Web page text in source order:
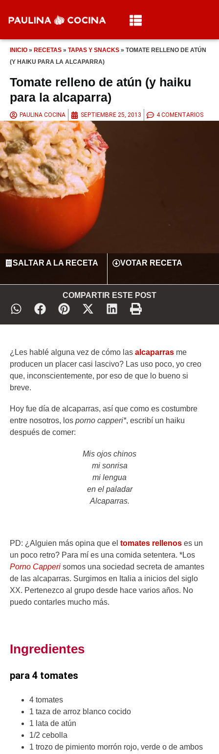
INICIO » RECETAS » TAPAS Y SNACKS » TOMATE RELLENO DE ATÚN
(Y HAIKU PARA LA ALCAPARRA)
Tomate relleno de atún (y haiku
para la alcaparra)
PAULINA COCINA SEPTIEMBRE 25, 2013 4 COMENTARIOS
SALTAR A LA RECETA VOTAR RECETA
COMPARTIR ESTE POST
¿Les hablé alguna vez de cómo las alcaparras me
producen un placer casi lascivo? Las uso poco, yo creo
que, inconscientemente, por eso de que lo bueno si
breve.
Hoy fue día de alcaparras, así que como es costumbre
entre nosotros, los porno capperi*, escribí un haiku
después de comer:
Mis ojos chinos
mi sonrisa
mi lengua
en el paladar
Alcaparras.
PD: ¿Alguien más opina que el tomates rellenos es un
un poco retro? Para mí es una comida setentera. *Los
Porno Capperi somos una sociedad secreta de amantes
de las alcaparras. Surgimos en Italia a inicios del siglo
XX. Pertenezco al grupo desde hace varios años. No
puedo contarles mucho más.
Ingredientes
para 4 tomates
4 tomates
1 taza de arroz blanco cocido
1 lata de atún
1/2 cebolla
1 trozo de pimiento morrón rojo, verde o de ambos